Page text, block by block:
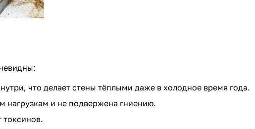
что делает стены тёплыми даже в холодное время года.
нагрузкам и не подвержена гниению.
токсинов.